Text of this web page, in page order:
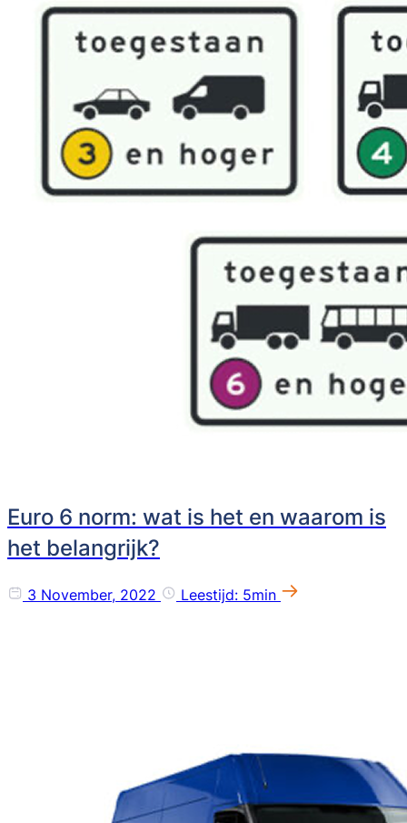
Euro 6 norm: wat is het en waarom is
het belangrijk?
3 November, 2022 Leestijd: 5min